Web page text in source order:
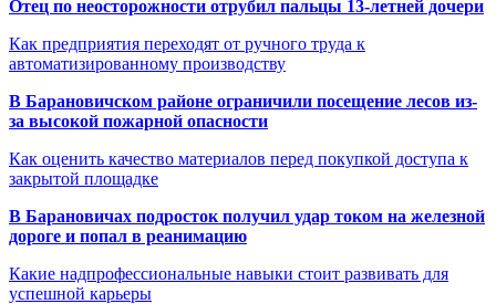
Отец по неосторожности отрубил пальцы 13-летней дочери
Как предприятия переходят от ручного труда к
автоматизированному производству
В Барановичском районе ограничили посещение лесов из-
за высокой пожарной опасности
Как оценить качество материалов перед покупкой доступа к
закрытой площадке
В Барановичах подросток получил удар током на железной
дороге и попал в реанимацию
Какие надпрофессиональные навыки стоит развивать для
успешной карьеры